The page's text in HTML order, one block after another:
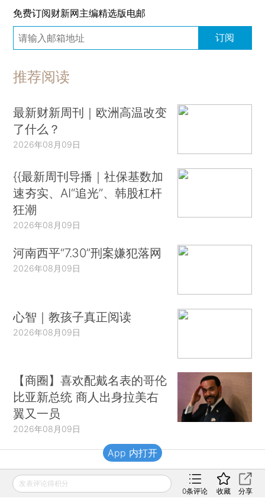
免费订阅财新网主编精选版电邮
订阅
推荐阅读
最新财新周刊｜欧洲高温改变
了什么？
2026年08月09日
{{最新周刊导播｜社保基数加
速夯实、AI“追光”、韩股杠杆
狂潮
2026年08月09日
河南西平“7.30”刑案嫌犯落网
2026年08月09日
心智｜教孩子真正阅读
2026年08月09日
【商圈】喜欢配戴名表的哥伦
比亚新总统 商人出身拉美右
翼又一员
2026年08月09日
财新移动
发表评论得积分
0条评论 收藏 分享
App 内打开